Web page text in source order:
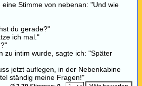
Stimme von nebenan: "Und wie
du gerade?"
ich mal."
zu intim wurde, sagte ich: "Später
jetzt auflegen, in der Nebenkabine
ständig meine Fragen!"